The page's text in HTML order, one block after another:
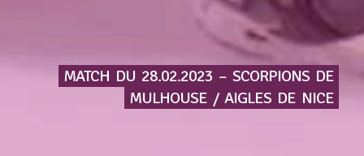
MATCH DU 28.02.2023 – SCORPIONS DE
MULHOUSE / AIGLES DE NICE